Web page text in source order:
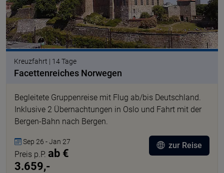
Kreuzfahrt | 14 Tage
Facettenreiches Norwegen
Begleitete Gruppenreise mit Flug ab/bis Deutschland.
Inklusive 2 Übernachtungen in Oslo und Fahrt mit der
Bergen-Bahn nach Bergen.
Sep 26 - Jan 27
Preis p.P. ab €
3.659,-
zur Reise